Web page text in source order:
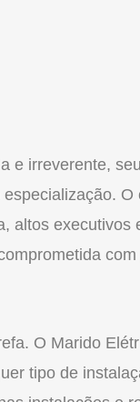
e irreverente,
especialização.
altos
O Marido
tipo de